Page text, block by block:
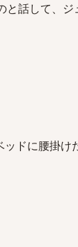
と話して、ジ
ドに腰掛け